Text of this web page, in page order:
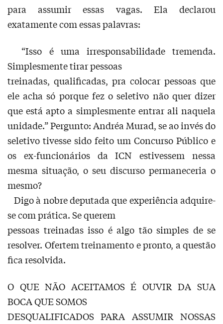
para assumir essas vagas. Ela declarou
exatamente com essas palavras:
“Isso é uma irresponsabilidade tremenda.
Simplesmente tirar pessoas
treinadas, qualificadas, pra colocar pessoas que
ele acha só porque fez o seletivo não quer dizer
que está apto a simplesmente entrar ali naquela
unidade.” Pergunto: Andréa Murad, se ao invés do
seletivo tivesse sido feito um Concurso Público e
os ex-funcionários da ICN estivessem nessa
mesma situação, o seu discurso permaneceria o
mesmo?
Digo à nobre deputada que experiência adquire-
se com prática. Se querem
pessoas treinadas isso é algo tão simples de se
resolver. Ofertem treinamento e pronto, a questão
fica resolvida.
O QUE NÃO ACEITAMOS É OUVIR DA SUA
BOCA QUE SOMOS
DESQUALIFICADOS PARA ASSUMIR NOSSAS